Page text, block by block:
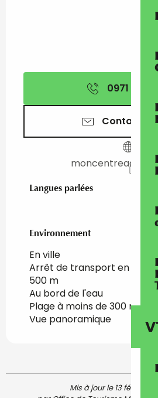
0971 00 49
Langues parlées
Langues parlées
Environnement
Environnement
En ville
Arrêt de transport en
500 m
Au bord de l'eau
Plage à moins de 300 m
Vue panoramique
Mis à jour le 13 février